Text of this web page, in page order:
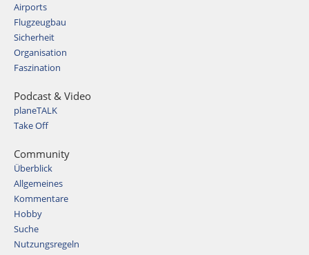
Airports
Flugzeugbau
Sicherheit
Organisation
Faszination
Podcast & Video
planeTALK
Take Off
Community
Überblick
Allgemeines
Kommentare
Hobby
Suche
Nutzungsregeln